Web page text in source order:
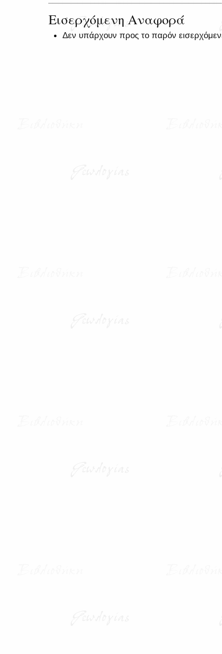
Εισερχόμενη Αναφορά
Δεν υπάρχουν προς το παρόν